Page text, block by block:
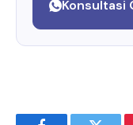
Konsultasi